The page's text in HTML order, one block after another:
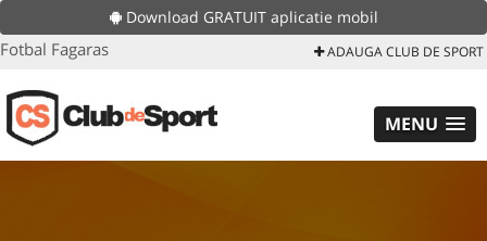
Download GRATUIT aplicatie mobil
Fotbal Fagaras ADAUGA CLUB DE SPORT
MENU